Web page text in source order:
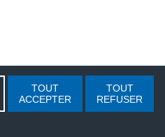
TOUT
ACCEPTER
TOUT
REFUSER